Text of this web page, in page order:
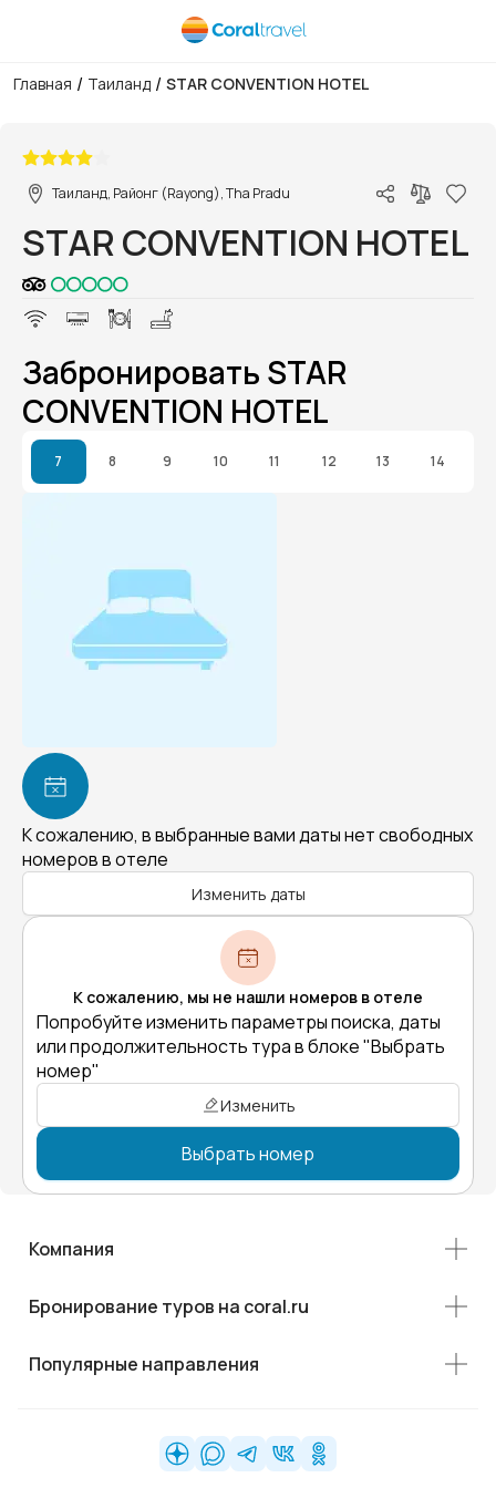
Главная / Таиланд / STAR CONVENTION HOTEL
Таиланд, Районг (Rayong), Tha Pradu
STAR CONVENTION HOTEL
Забронировать STAR
CONVENTION HOTEL
7 8 9 10 11 12 13 14
К сожалению, в выбранные вами даты нет свободных
номеров в отеле
Изменить даты
К сожалению, мы не нашли номеров в отеле
Попробуйте изменить параметры поиска, даты
или продолжительность тура в блоке "Выбрать
номер"
Изменить
Выбрать номер
Компания
Бронирование туров на coral.ru
Популярные направления